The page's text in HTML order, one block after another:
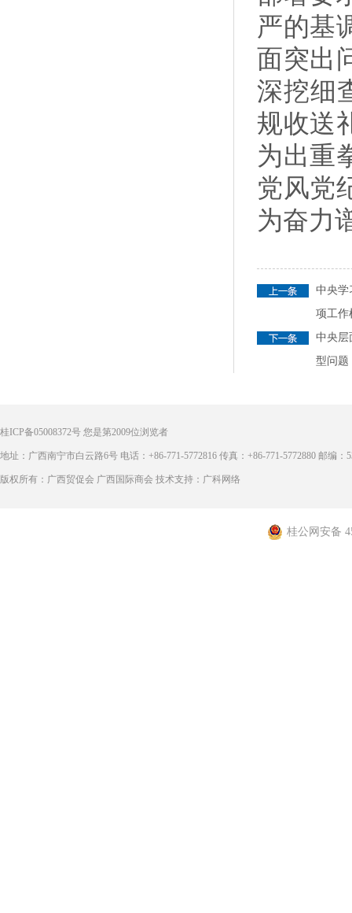
严的基
面突出
深挖细
规收送
为出重
党风党
为奋力
中央学
项工作
中央层
型问题
桂ICP备05008372号 您是第2009位浏览者
地址：广西南宁市白云路6号 电话：+86-771-5772816 传真：+86-771-5772880 邮编：
版权所有：广西贸促会 广西国际商会 技术支持：广科网络
桂公网安备